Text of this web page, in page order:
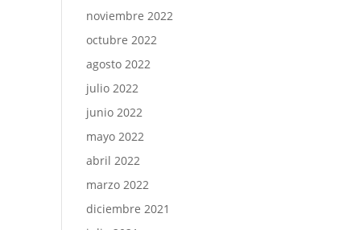
noviembre 2022
octubre 2022
agosto 2022
julio 2022
junio 2022
mayo 2022
abril 2022
marzo 2022
diciembre 2021